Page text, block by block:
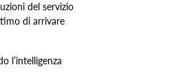
del servizio
di arrivare
l’intelligenza